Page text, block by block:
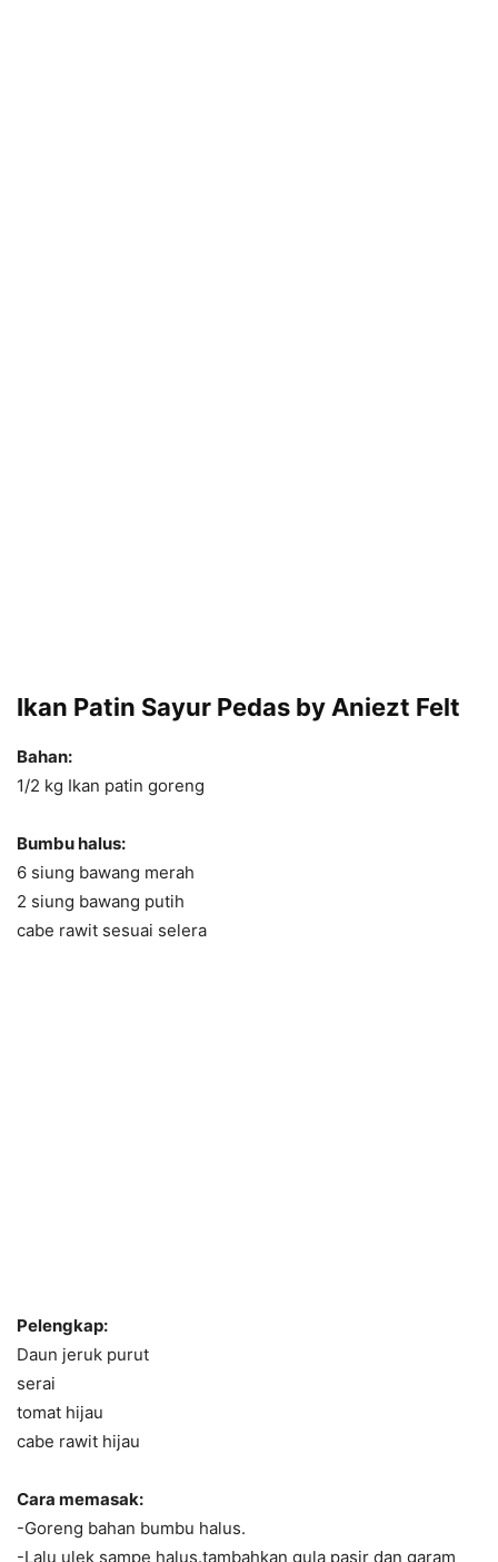
Ikan Patin Sayur Pedas by Aniezt Felt
Bahan:
1/2 kg Ikan patin goreng
Bumbu halus:
6 siung bawang merah
2 siung bawang putih
cabe rawit sesuai selera
Pelengkap:
Daun jeruk purut
serai
tomat hijau
cabe rawit hijau
Cara memasak:
-Goreng bahan bumbu halus.
-Lalu ulek sampe halus.tambahkan gula pasir dan garam